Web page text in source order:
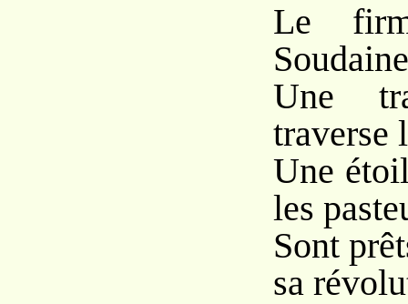
Le
Une
traverse
Une
les
Sont
sa